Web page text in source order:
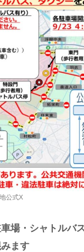
公式X
場・シャトルバ
ます